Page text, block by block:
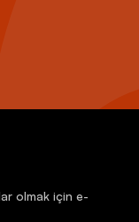
olmak için e-